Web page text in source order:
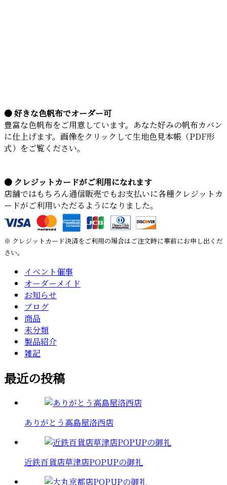
● 好きな色帆布でオーダー可
豊富な色帆布をご用意しています。あなた好みの帆布カバン
に仕上げます。画像をクリックして生地色見本帳（PDF形
式）をご覧ください。
● クレジットカードがご利用になれます
店舗ではもちろん通信販売でもお支払いに各種クレジットカ
ードがご利用いただるようになりました。
※ クレジットカード決済をご利用の場合はご注文時に事前にお申し出くだ
さい。
イベント催事
オーダーメイド
お知らせ
ブログ
商品
未分類
製品紹介
雑記
最近の投稿
ありがとう高島屋洛西店
近鉄百貨店草津店POPUPの御礼